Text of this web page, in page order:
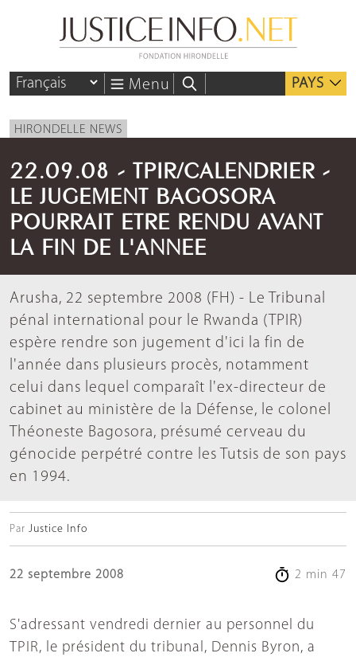
Menu PAYS
HIRONDELLE NEWS
22.09.08 - TPIR/CALENDRIER -
LE JUGEMENT BAGOSORA
POURRAIT ETRE RENDU AVANT
LA FIN DE L'ANNEE
Arusha, 22 septembre 2008 (FH) - Le Tribunal
pénal international pour le Rwanda (TPIR)
espère rendre son jugement d'ici la fin de
l'année dans plusieurs procès, notamment
celui dans lequel comparaît l'ex-directeur de
cabinet au ministère de la Défense, le colonel
Théoneste Bagosora, présumé cerveau du
génocide perpétré contre les Tutsis de son pays
en 1994.
Par Justice Info
22 septembre 2008 2 min 47
S'adressant vendredi dernier au personnel du
TPIR, le président du tribunal, Dennis Byron, a